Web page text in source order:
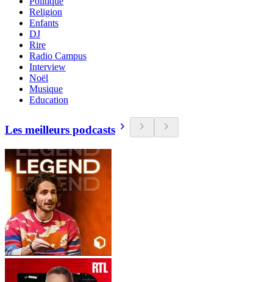
Religion
Enfants
DJ
Rire
Radio Campus
Interview
Noël
Musique
Education
Les meilleurs podcasts